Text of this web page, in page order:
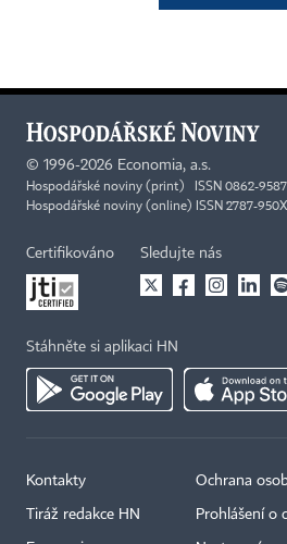
© 1996-2026 Economia, a.s.
Hospodářské noviny (print) ISSN 0862-9587
Hospodářské noviny (online) ISSN 2787-950X
Certifikováno Sledujte nás
Stáhněte si aplikaci HN
Kontakty
Tiráž redakce HN
Ochrana
Prohlášení o